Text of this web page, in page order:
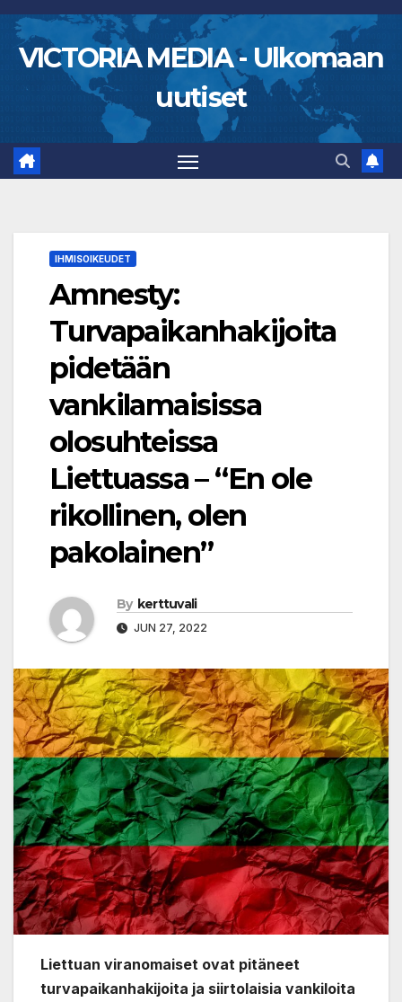
Skip
content
VICTORIA MEDIA - Ulkomaan
uutiset
IHMISOIKEUDET
Amnesty:
Turvapaikanhakijoita
pidetään
vankilamaisissa
olosuhteissa
Liettuassa – “En ole
rikollinen, olen
pakolainen”
By kerttuvali
JUN 27, 2022
Liettuan viranomaiset ovat pitäneet
turvapaikanhakijoita ja siirtolaisia vankiloita